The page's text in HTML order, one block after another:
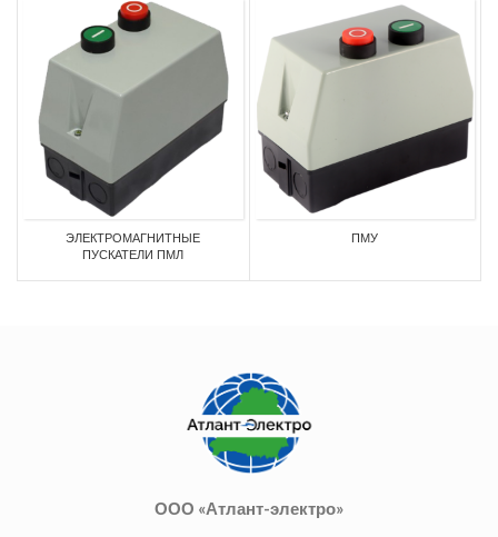
ЭЛЕКТРОМАГНИТНЫЕ
ПУСКАТЕЛИ ПМЛ
ПМУ
ООО «Атлант-электро»